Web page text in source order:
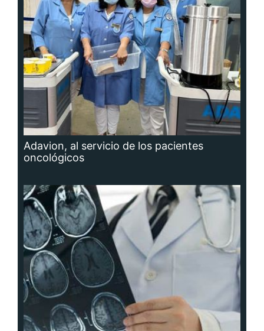
Adavion, al servicio de los pacientes
oncológicos